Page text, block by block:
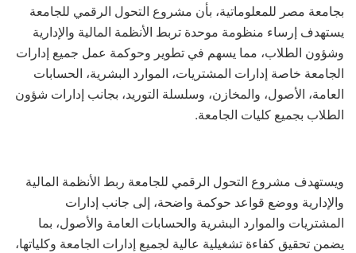
بجامعة مصر للمعلوماتية، بأن مشروع التحول الرقمي للجامعة
يستهدف إرساء منظومة موحدة تربط الأنظمة المالية والإدارية
وشؤون الطلاب، مما يسهم في تطوير وحوكمة عمل جميع إدارات
الجامعة خاصة إدارات المشتريات، الموارد البشرية، الحسابات
العامة، الأصول، والمخازن، وسلسلة التوريد، بجانب إدارات شؤون
الطلاب بجميع كليات الجامعة.
ويستهدف مشروع التحول الرقمي للجامعة ربط الأنظمة المالية
والإدارية ووضع قواعد حوكمة واضحة، إلى جانب إدارات
المشتريات والموارد البشرية والحسابات العامة والأصول، بما
يضمن تحقيق كفاءة تشغيلية عالية لجميع إدارات الجامعة وكلياتها،